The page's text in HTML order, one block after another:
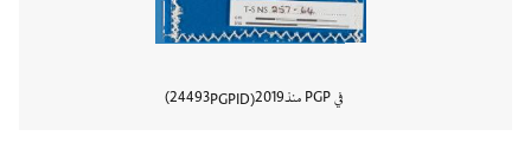
في PGP منذ 2019
PGPID
24493